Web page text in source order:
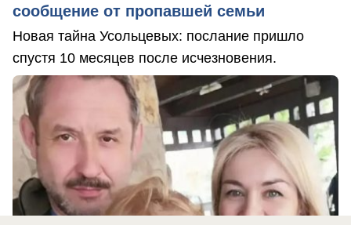
сообщение от пропавшей семьи
Новая тайна Усольцевых: послание пришло
спустя 10 месяцев после исчезновения.